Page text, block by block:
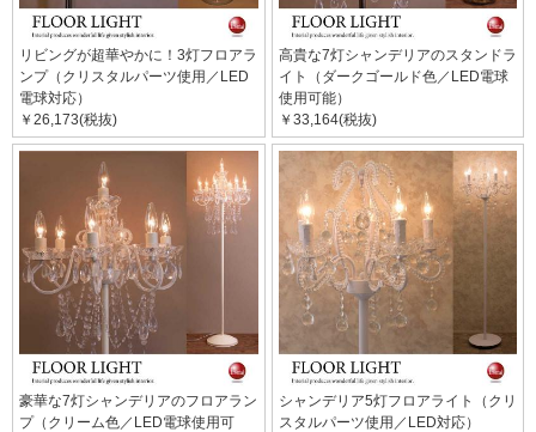
リビングが超華やかに！3灯フロアラ
ンプ（クリスタルパーツ使用／LED
電球対応）
￥26,173(税抜)
高貴な7灯シャンデリアのスタンドラ
イト（ダークゴールド色／LED電球
使用可能）
￥33,164(税抜)
豪華な7灯シャンデリアのフロアラン
プ（クリーム色／LED電球使用可
シャンデリア5灯フロアライト（クリ
スタルパーツ使用／LED対応）